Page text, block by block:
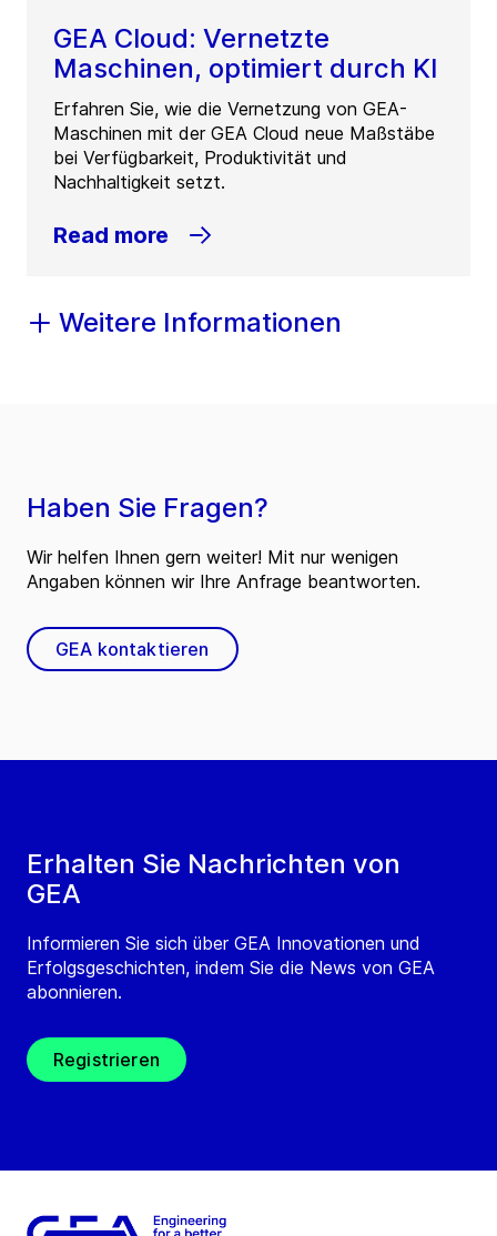
GEA Cloud: Vernetzte
Maschinen, optimiert durch KI
Erfahren Sie, wie die Vernetzung von GEA-
Maschinen mit der GEA Cloud neue Maßstäbe
bei Verfügbarkeit, Produktivität und
Nachhaltigkeit setzt.
Read more
Weitere Informationen
Erhalten Sie Nachrichten von
GEA
Informieren Sie sich über GEA Innovationen und
Erfolgsgeschichten, indem Sie die News von GEA
abonnieren.
Registrieren
Haben Sie Fragen?
Wir helfen Ihnen gern weiter! Mit nur wenigen
Angaben können wir Ihre Anfrage beantworten.
GEA kontaktieren